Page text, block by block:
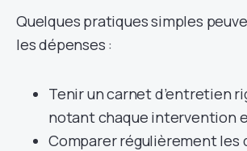
Quelques pratiques simples
les dépenses :
Tenir un carnet d’entretien
notant chaque intervention
Comparer régulièrement les